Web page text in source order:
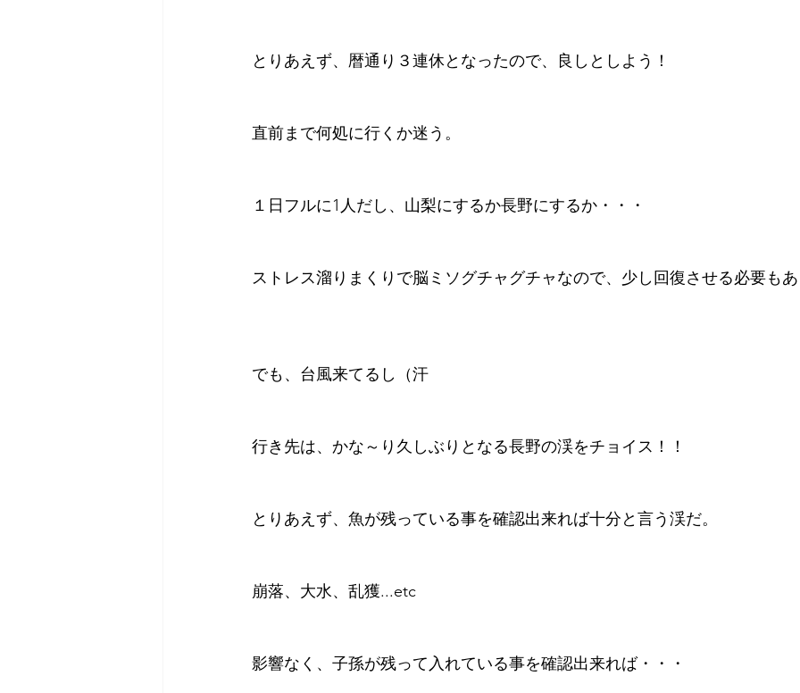
とりあえず、暦通り３連休となったので、良しとしよう！
直前まで何処に行くか迷う。
１日フルに1人だし、山梨にするか長野にするか・・・
ストレス溜りまくりで脳ミソグチャグチャなので、少し回復させる必要も
でも、台風来てるし（汗
行き先は、かな～り久しぶりとなる長野の渓をチョイス！！
とりあえず、魚が残っている事を確認出来れば十分と言う渓だ。
崩落、大水、乱獲...etc
影響なく、子孫が残って入れている事を確認出来れば・・・